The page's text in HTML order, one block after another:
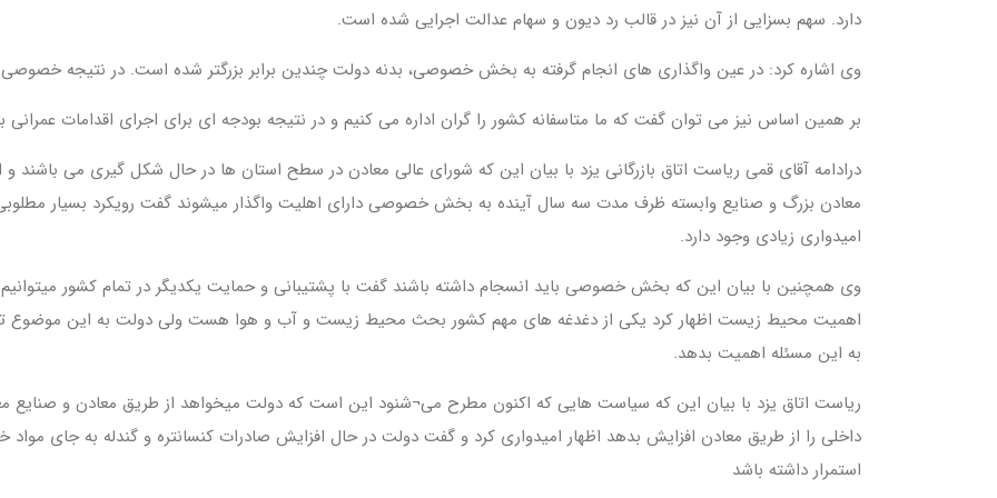
دارد. سهم بسزایی از آن نیز در قالب رد دیون و سهام عدالت اجرایی شده است.
وی اشاره کرد: در عین واگذاری های انجام گرفته به بخش خصوصی، بدنه دولت چندین برابر بزرگتر شده است. در نتیجه
بر همین اساس نیز می توان گفت که ما متاسفانه کشور را گران اداره می کنیم و در نتیجه بودجه ای برای اجرای اقدامات عمرانی
درادامه آقای قمی ریاست اتاق بازرگانی یزد با بیان این که شورای عالی معادن در سطح استان ها در حال شکل گیری می
معادن بزرگ و صنایع وابسته ظرف مدت سه سال آینده به بخش خصوصی دارای اهلیت واگذار میشوند گفت رویکرد بسیار
امیدواری زیادی وجود دارد.
وی همچنین با بیان این که بخش خصوصی باید انسجام داشته باشند گفت با پشتیبانی و حمایت یکدیگر در تمام کشور میتوانیم
اهمیت محیط زیست اظهار کرد یکی از دغدغه های مهم کشور بحث محیط زیست و آب و هوا هست ولی دولت به این موضوع
به این مسئله اهمیت بدهد.
ریاست اتاق یزد با بیان این که سیاست هایی که اکنون مطرح می¬شنود این است که دولت میخواهد از طریق معادن و صنایع
داخلی را از طریق معادن افزایش بدهد اظهار امیدواری کرد و گفت دولت در حال افزایش صادرات کنسانتره و گندله به جای
استمرار داشته باشد